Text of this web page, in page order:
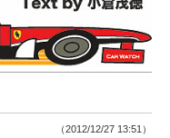
（2012/12/27 13:51）